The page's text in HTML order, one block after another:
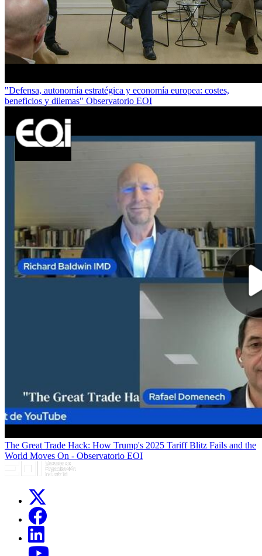
"Defensa, autonomía estratégica y economía europea: costes,
beneficios y dilemas" Observatorio EOI
The Great Trade Hack: How Trump's 2025 Tariff Blitz Fails and the
World Moves On - Observatorio EOI
Links, Opens in this window
Links, Opens in this window